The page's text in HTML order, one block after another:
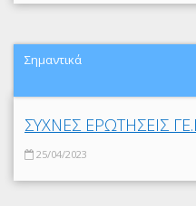
Σημαντικά
ΣΥΧΝΕΣ ΕΡΩΤΗΣΕΙΣ
25/04/2023